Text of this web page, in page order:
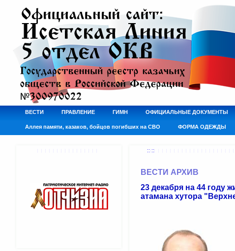
ВЕСТИ ПРАВЛЕНИЕ ГИМН ОФИЦИАЛЬНЫЕ ДОКУМЕНТЫ
Аллея памяти, казаков, бойцов погибших на СВО ФОРМА ОДЕЖДЫ
:: ::
ВЕСТИ АРХИВ
23 декабря на 44 году
атамана хутора